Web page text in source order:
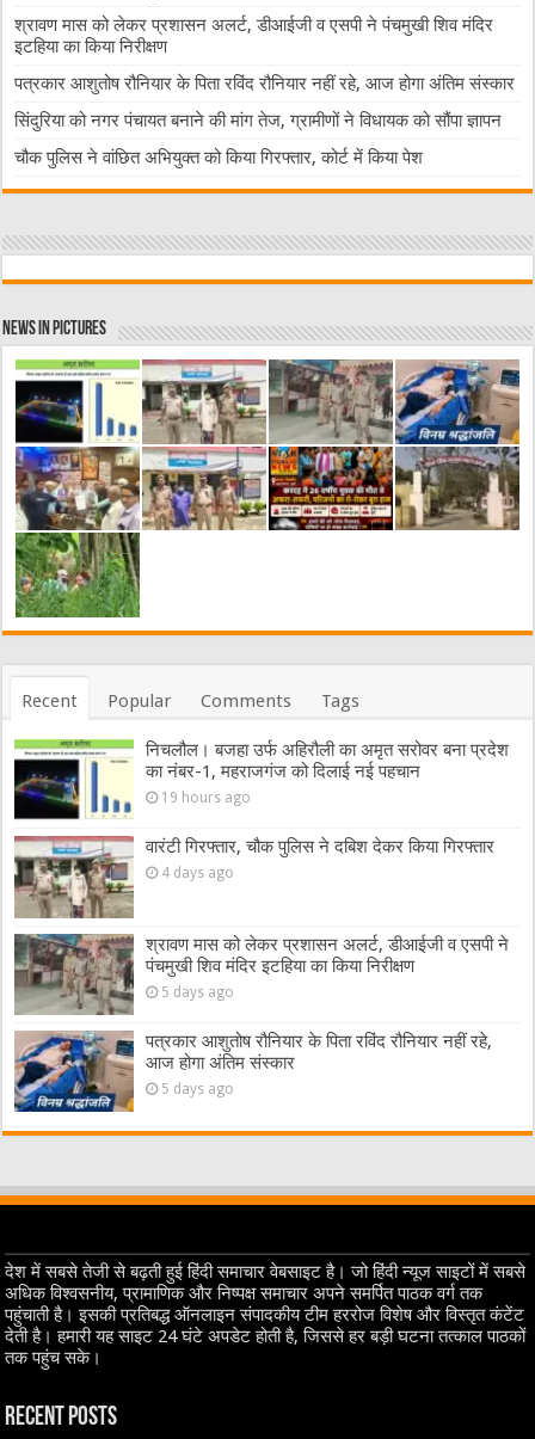
श्रावण मास को लेकर प्रशासन अलर्ट, डीआईजी व एसपी ने पंचमुखी शिव मंदिर
इटहिया का किया निरीक्षण
पत्रकार आशुतोष रौनियार के पिता रविंद रौनियार नहीं रहे, आज होगा अंतिम संस्कार
सिंदुरिया को नगर पंचायत बनाने की मांग तेज, ग्रामीणों ने विधायक को सौंपा ज्ञापन
चौक पुलिस ने वांछित अभियुक्त को किया गिरफ्तार, कोर्ट में किया पेश
News in Pictures
Recent Popular Comments Tags
निचलौल। बजहा उर्फ अहिरौली का अमृत सरोवर बना प्रदेश
का नंबर-1, महराजगंज को दिलाई नई पहचान
19 hours ago
वारंटी गिरफ्तार, चौक पुलिस ने दबिश देकर किया गिरफ्तार
4 days ago
श्रावण मास को लेकर प्रशासन अलर्ट, डीआईजी व एसपी ने
पंचमुखी शिव मंदिर इटहिया का किया निरीक्षण
5 days ago
पत्रकार आशुतोष रौनियार के पिता रविंद रौनियार नहीं रहे,
आज होगा अंतिम संस्कार
5 days ago
देश में सबसे तेजी से बढ़ती हुई हिंदी समाचार वेबसाइट है। जो हिंदी न्यूज साइटों में सबसे
अधिक विश्वसनीय, प्रामाणिक और निष्पक्ष समाचार अपने समर्पित पाठक वर्ग तक
पहुंचाती है। इसकी प्रतिबद्ध ऑनलाइन संपादकीय टीम हररोज विशेष और विस्तृत कंटेंट
देती है। हमारी यह साइट 24 घंटे अपडेट होती है, जिससे हर बड़ी घटना तत्काल पाठकों
तक पहुंच सके।
Recent Posts